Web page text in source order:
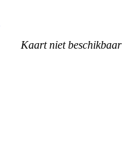
Kaart niet beschikbaar